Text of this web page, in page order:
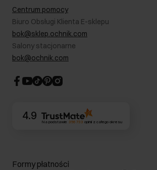
W podróży
Karta podarunkowa
Bezpieczne zakupy
Blog
Salony
B2B - Sprzedaż dla firm
RODO- Polityka prywatności
Informacje prawne
Dla akcjonariuszy
CSR
Centrum pomocy
Biuro Obsługi Klienta E-sklepu
bok@sklep.ochnik.com
Salony stacjonarne
bok@ochnik.com
4.9
Na podstawie 356 733 opinii z całego okresu
Formy płatności